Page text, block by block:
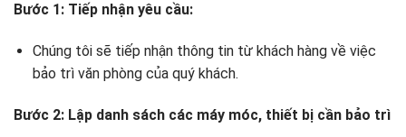
Bước 1: Tiếp nhận yêu cầu:
Chúng tôi sẽ tiếp nhận thông tin từ khách hàng về việc
bảo trì văn phòng của quý khách.
Bước 2: Lập danh sách các máy móc, thiết bị cần bảo trì